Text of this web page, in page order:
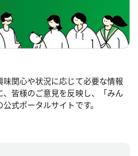
関心や状況に応じて必要な情報
皆様のご意見を反映し、「みん
式ポータルサイトです。